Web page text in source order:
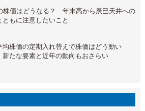
株価はどうなる？ 年末高から辰巳天井への
ともに注意したいこと
均株価の定期入れ替えで株価はどう動い
たな要素と近年の動向もおさらい